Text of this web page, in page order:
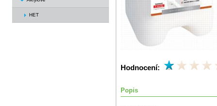
HET
Hodnocení:
Popis